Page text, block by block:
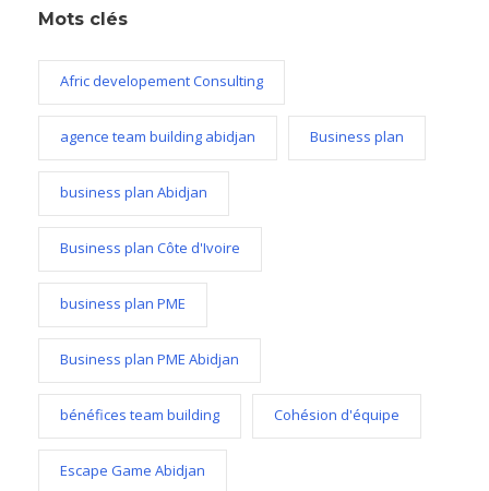
Mots clés
Afric developement Consulting
agence team building abidjan Business plan
business plan Abidjan
Business plan Côte d'Ivoire
business plan PME
Business plan PME Abidjan
bénéfices team building Cohésion d'équipe
Escape Game Abidjan